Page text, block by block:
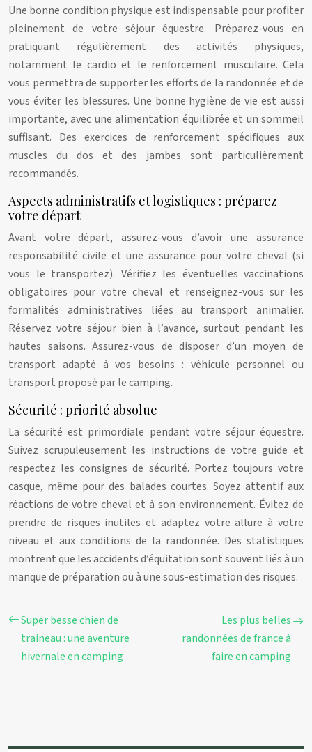
Une bonne condition physique est indispensable pour profiter
pleinement de votre séjour équestre. Préparez-vous en
pratiquant régulièrement des activités physiques,
notamment le cardio et le renforcement musculaire. Cela
vous permettra de supporter les efforts de la randonnée et de
vous éviter les blessures. Une bonne hygiène de vie est aussi
importante, avec une alimentation équilibrée et un sommeil
suffisant. Des exercices de renforcement spécifiques aux
muscles du dos et des jambes sont particulièrement
recommandés.
Aspects administratifs et logistiques : préparez
votre départ
Avant votre départ, assurez-vous d’avoir une assurance
responsabilité civile et une assurance pour votre cheval (si
vous le transportez). Vérifiez les éventuelles vaccinations
obligatoires pour votre cheval et renseignez-vous sur les
formalités administratives liées au transport animalier.
Réservez votre séjour bien à l’avance, surtout pendant les
hautes saisons. Assurez-vous de disposer d’un moyen de
transport adapté à vos besoins : véhicule personnel ou
transport proposé par le camping.
Sécurité : priorité absolue
La sécurité est primordiale pendant votre séjour équestre.
Suivez scrupuleusement les instructions de votre guide et
respectez les consignes de sécurité. Portez toujours votre
casque, même pour des balades courtes. Soyez attentif aux
réactions de votre cheval et à son environnement. Évitez de
prendre de risques inutiles et adaptez votre allure à votre
niveau et aux conditions de la randonnée. Des statistiques
montrent que les accidents d’équitation sont souvent liés à un
manque de préparation ou à une sous-estimation des risques.
Super besse chien de
traineau : une aventure
hivernale en camping
Les plus belles
randonnées de france à
faire en camping